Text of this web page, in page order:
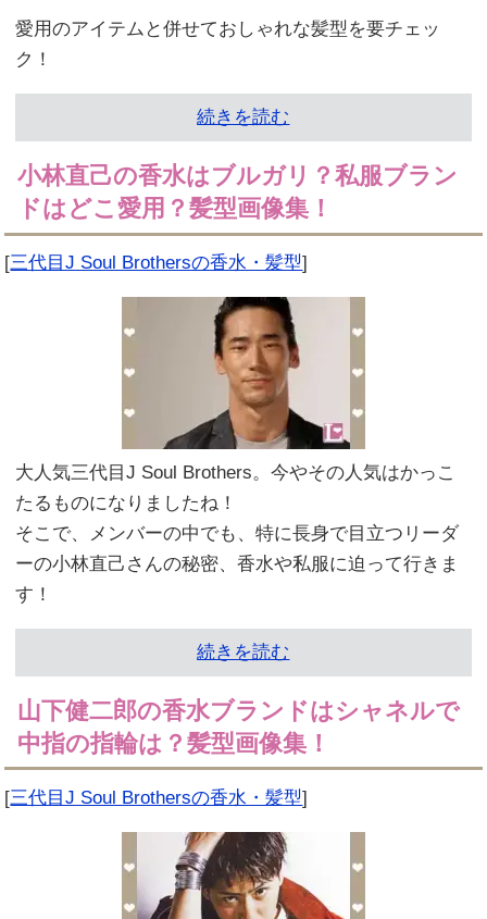
愛用のアイテムと併せておしゃれな髪型を要チェッ
ク！
続きを読む
小林直己の香水はブルガリ？私服ブラン
ドはどこ愛用？髪型画像集！
[三代目J Soul Brothersの香水・髪型]
大人気三代目J Soul Brothers。今やその人気はかっこ
たるものになりましたね！
そこで、メンバーの中でも、特に長身で目立つリーダ
ーの小林直己さんの秘密、香水や私服に迫って行きま
す！
続きを読む
山下健二郎の香水ブランドはシャネルで
中指の指輪は？髪型画像集！
[三代目J Soul Brothersの香水・髪型]